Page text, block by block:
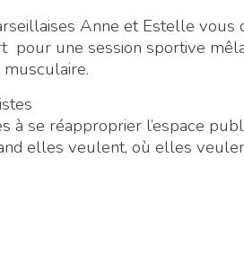
Anne et Estelle vous
pour une session sportive
à se réapproprier l’espace
elles veulent, où elles